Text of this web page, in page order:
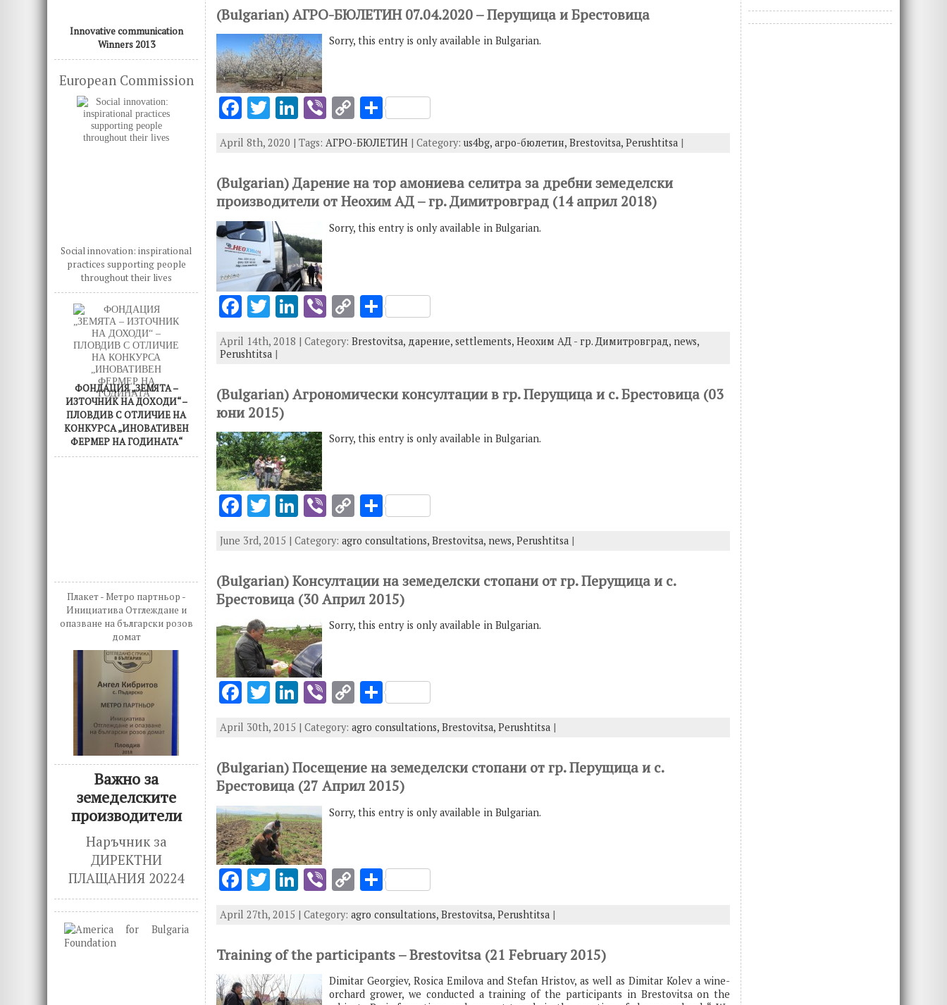
Innovative communication
Winners 2013
European Commission
Social innovation: inspirational
practices supporting people
throughout their lives
ФОНДАЦИЯ „ЗЕМЯТА –
ИЗТОЧНИК НА ДОХОДИ“ –
ПЛОВДИВ С ОТЛИЧИЕ НА
КОНКУРСА „ИНОВАТИВЕН
ФЕРМЕР НА ГОДИНАТА“
Плакет - Метро партньор -
Инициатива Отглеждане и
опазване на български розов
домат
Важно за
земеделските
производители
Наръчник за
ДИРЕКТНИ
ПЛАЩАНИЯ 20224
o
o
k
r dI
n
Li
n
(Bulgarian) АГРО-БЮЛЕТИН 07.04.2020 – Перущица и Брестовица
Sorry, this entry is only available in Bulgarian.
F
ac
e
b
o
o
k
T
it
te
r
Li
k
e
dI
Vi
er
C
p
y
Li
n
k
S
ar
e
April 8th, 2020 | Tags:АГРО-БЮЛЕТИН | Category:us4bg,агро-бюлетин,Brestovitsa,Perushtitsa |
(Bulgarian) Дарение на тор амониева селитра за дребни земеделски
производители от Неохим АД – гр. Димитровград (14 април 2018)
Sorry, this entry is only available in Bulgarian.
F
ac
e
o
o
k
T
it
r
Li
k
dI
Vi
er
C
p
Li
k
S
h
ar
April 14th, 2018 | Category:Brestovitsa, дарение,settlements,Неохим АД - гр. Димитровград, news,
Perushtitsa |
(Bulgarian) Агрономически консултации в гр. Перущица и с. Брестовица (03
юни 2015)
Sorry, this entry is only available in Bulgarian.
F
ac
e
b
o
o
k
T
w
it
te
r
Li
k
e
dI
n
Vi
er
C
p
y
Li
n
S
h
ar
e
June 3rd, 2015 | Category:agro consultations,Brestovitsa, news,Perushtitsa |
(Bulgarian) Консултации на земеделски стопани от гр. Перущица и с.
Брестовица (30 Април 2015)
Sorry, this entry is only available in Bulgarian.
F
ac
e
b
o
o
k
T
it
te
r
Li
k
e
dI
n
Vi
er
C
p
y
Li
n
k
S
ar
e
April 30th, 2015 | Category:agro consultations,Brestovitsa,Perushtitsa |
(Bulgarian) Посещение на земеделски стопани от гр. Перущица и с.
Брестовица (27 Април 2015)
Sorry, this entry is only available in Bulgarian.
F
ac
e
b
o
o
T
it
te
r
Li
k
e
dI
n
Vi
er
C
p
y
Li
n
S
ar
e
April 27th, 2015 | Category:agro consultations,Brestovitsa,Perushtitsa |
Training of the participants – Brestovitsa (21 February 2015)
Dimitar Georgiev, Rosica Emilova and Stefan Hristov, as well as Dimitar Kolev a wine-
orchard grower, we conducted a training of the participants in Brestovitsa on the